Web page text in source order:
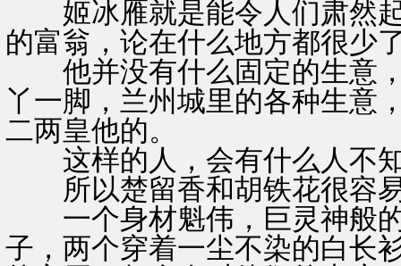
姬冰雁就是能令人们肃然起
的富翁，论在什么地方都很少
他并没有什么固定的生意，
丫一脚，兰州城里的各种生意
二两皇他的。
这样的人，会有什么人不
所以楚留香和胡铁花很容易
一个身材魁伟，巨灵神般的
子，两个穿着一尘不染的白长